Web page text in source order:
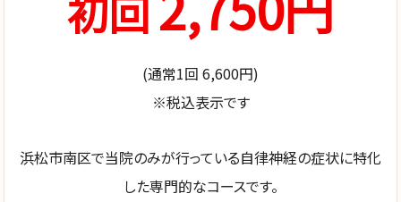
初回
(通常1回 6,600円)
※税込表示です
浜松市南区で当院のみが行っている自律神経の症状に特化
した専門的なコースです。